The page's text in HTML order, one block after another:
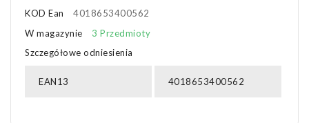
KOD Ean
4018653400562
W magazynie
3 Przedmioty
Szczegółowe odniesienia
EAN13 4018653400562